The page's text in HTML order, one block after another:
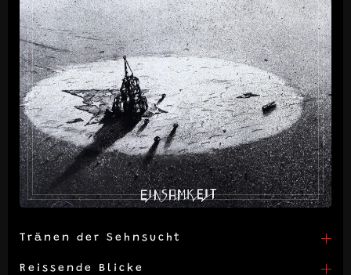
Tränen der Sehnsucht
Reissende Blicke